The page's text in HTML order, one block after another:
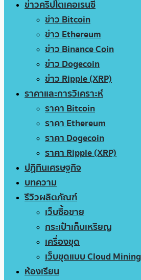
ข่าวคริปโตเคอเรนซี่
ข่าว Bitcoin
ข่าว Ethereum
ข่าว Binance Coin
ข่าว Dogecoin
ข่าว Ripple (XRP)
ราคาและการวิเคราะห์
ราคา Bitcoin
ราคา Ethereum
ราคา Dogecoin
ราคา Ripple (XRP)
ปฏิทินเศรษฐกิจ
บทความ
รีวิวผลิตภัณฑ์
เว็บซื้อขาย
กระเป๋าเก็บเหรียญ
เครื่องขุด
เว็บขุดแบบ Cloud Mining
ห้องเรียน